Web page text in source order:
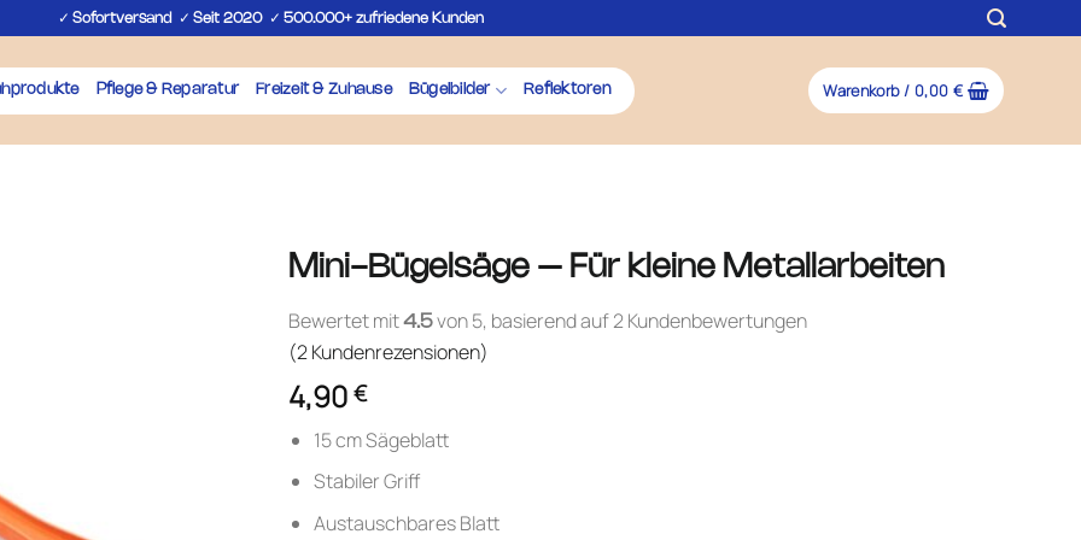
✓ Sofortversand✓ Seit 2020✓ 500.000+ zufriedene Kunden
Pflege & Reparatur Freizeit & Zuhause Bügelbilder Reflektoren Warenkorb / 0,00 €
Mini-Bügelsäge – Für kleine Metallarbeiten
Bewertet mit 4.5 von 5, basierend auf2 Kundenbewertungen
(2Kundenrezensionen)
4,90 €
15 cm Sägeblatt
Stabiler Griff
Austauschbares Blatt